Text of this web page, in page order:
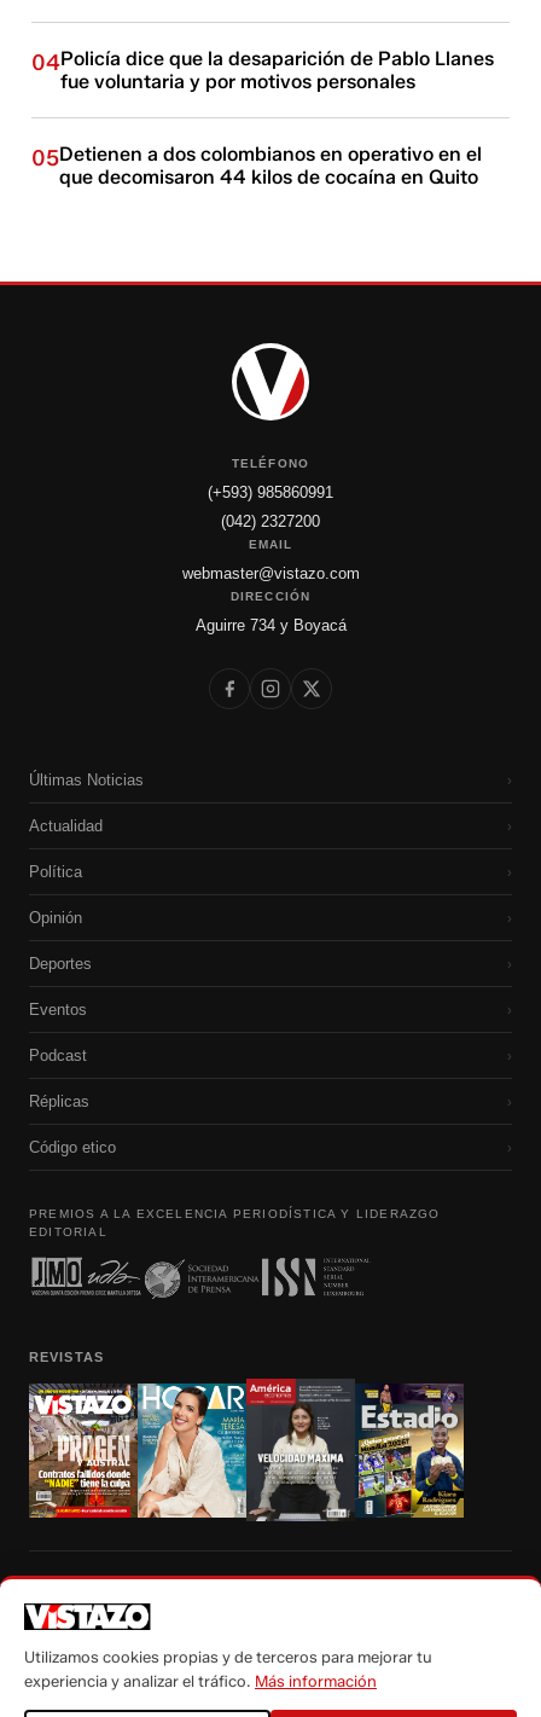
04Policía dice que la desaparición de Pablo Llanes
fue voluntaria y por motivos personales
05Detienen a dos colombianos en operativo en el
que decomisaron 44 kilos de cocaína en Quito
TELÉFONO
(+593) 985860991
(042) 2327200
EMAIL
webmaster@vistazo.com
DIRECCIÓN
Aguirre 734 y Boyacá
Últimas Noticias ›
Actualidad ›
Política ›
Opinión ›
Deportes ›
Eventos ›
Podcast ›
Réplicas ›
Código etico ›
PREMIOS A LA EXCELENCIA PERIODÍSTICA Y LIDERAZGO
EDITORIAL
REVISTAS
autorización escrita de su titular, de todos los contenidos de Vistazo.com.
Utilizamos cookies propias y de terceros para mejorar tu
experiencia y analizar el tráfico. Más información